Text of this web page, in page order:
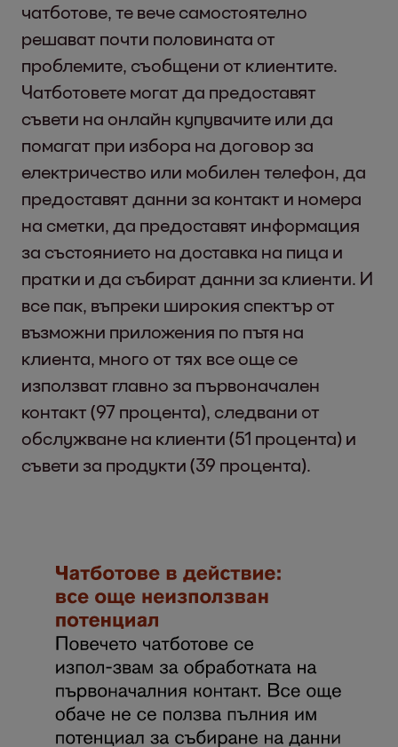
чатботове, те вече самостоятелно
решават почти половината от
проблемите, съобщени от клиентите.
Чатботовете могат да предоставят
съвети на онлайн купувачите или да
помагат при избора на договор за
електричество или мобилен телефон, да
предоставят данни за контакт и номера
на сметки, да предоставят информация
за състоянието на доставка на пица и
пратки и да събират данни за клиенти. И
все пак, въпреки широкия спектър от
възможни приложения по пътя на
клиента, много от тях все още се
използват главно за първоначален
контакт (97 процента), следвани от
обслужване на клиенти (51 процента) и
съвети за продукти (39 процента).